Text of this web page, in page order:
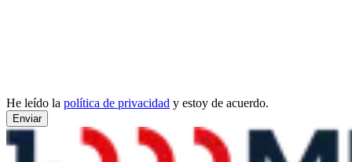
He leído la política de privacidad y estoy de acuerdo.
Enviar